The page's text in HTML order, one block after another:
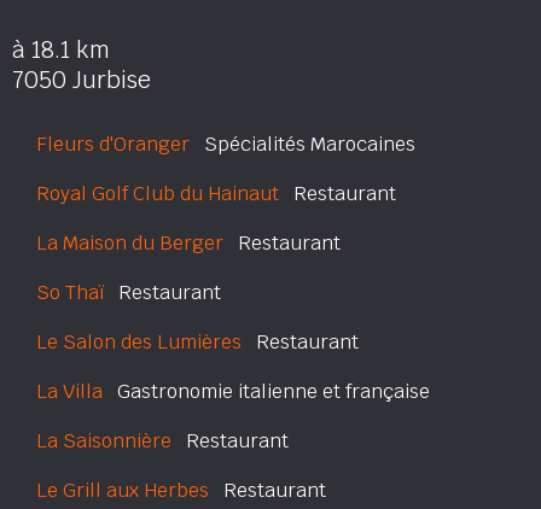
à 18.1 km
7050 Jurbise
Fleurs d'Oranger Spécialités Marocaines
Royal Golf Club du Hainaut Restaurant
La Maison du Berger Restaurant
So Thaï Restaurant
Le Salon des Lumières Restaurant
La Villa Gastronomie italienne et française
La Saisonnière Restaurant
Le Grill aux Herbes Restaurant